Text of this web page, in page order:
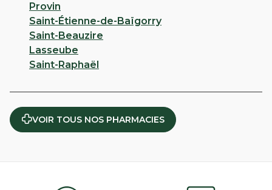
Fermé · Ouvre le 10 août à 14:30
8 Square De Traou Nen 22200 Plouisy
Appeler
CHOISIR CETTE PHARMACIE
PHARMACIE DE LA BAIE
Provin
Saint-Étienne-de-Baïgorry
Saint-Beauzire
Lasseube
Saint-Raphaël
VOIR TOUS NOS PHARMACIES